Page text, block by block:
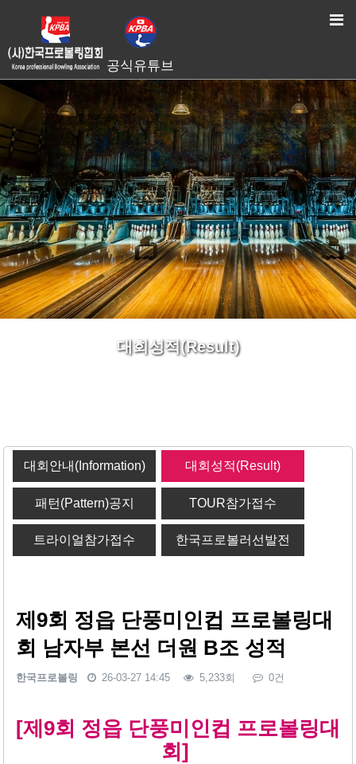
공식유튜브
대회성적(Result)
대회안내(Information) 대회성적(Result)
패턴(Pattern)공지 TOUR참가접수
트라이얼참가접수 한국프로볼러선발전
제9회 정읍 단풍미인컵 프로볼링대
회 남자부 본선 더원 B조 성적
한국프로볼링 26-03-27 14:45 5,233회 0건
[제9회 정읍 단풍미인컵 프로볼링대
회]